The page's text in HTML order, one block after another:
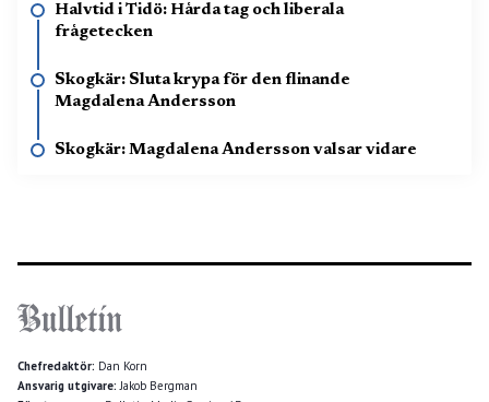
Halvtid i Tidö: Hårda tag och liberala
frågetecken
Skogkär: Sluta krypa för den flinande
Magdalena Andersson
Skogkär: Magdalena Andersson valsar vidare
Chefredaktör: Dan Korn
Ansvarig utgivare: Jakob Bergman